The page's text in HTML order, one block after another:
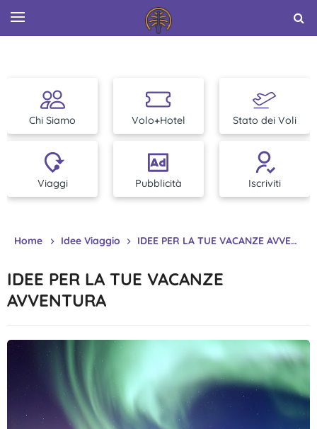
Chi Siamo Volo+Hotel Stato dei Voli
Viaggi Pubblicità Iscriviti
Home Idee Viaggio IDEE PER LA TUE VACANZE AVVENTURA
IDEE PER LA TUE VACANZE
AVVENTURA